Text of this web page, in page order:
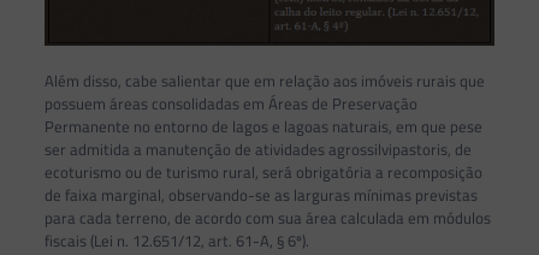
Além disso, cabe salientar que em relação aos imóveis rurais que
possuem áreas consolidadas em Áreas de Preservação
Permanente no entorno de lagos e lagoas naturais, em que pese
ser admitida a manutenção de atividades agrossilvipastoris, de
ecoturismo ou de turismo rural, será obrigatória a recomposição
de faixa marginal, observando-se as larguras mínimas previstas
para cada terreno, de acordo com sua área calculada em módulos
fiscais (Lei n. 12.651/12, art. 61-A, § 6º).